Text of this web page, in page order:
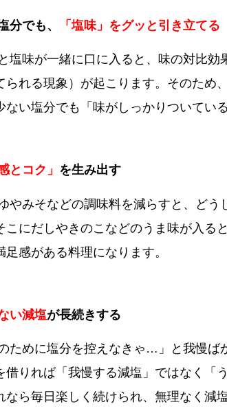
分でも、 「塩味」をグッと引き立てる
が一緒に口に入ると、味の対比効
られる現象）が起こります。そのため
ない塩分でも「味がしっかりついてい
とコク」 を生み出す
みそなどの調味料を減らすと、どう
こにだしやきのこなどのうま味が入る
足感がある料理になります。
い減塩が長続きする
に塩分を控えなきゃ…」と我慢ばか
借りれば「我慢する減塩」ではなく「
なら毎日楽しく続けられ、無理なく減